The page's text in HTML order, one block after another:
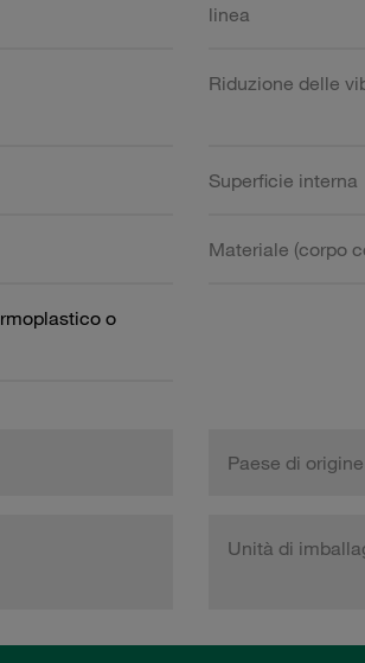
linea
Riduzione delle
Superficie interna
Materiale (corpo
o
Paese di origine
Unità di